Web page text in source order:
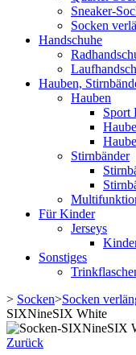
Sneaker-
Socken
Handschuhe
Hauben,
Hauben
Sport
Stirnbänder
Für Kinder
Jerseys
Sonstiges
> Socken>Socken
SIXNineSIX White
Zurück